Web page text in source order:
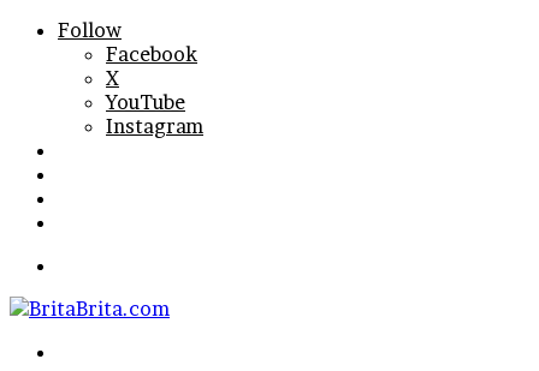
Follow
Facebook
X
YouTube
Instagram